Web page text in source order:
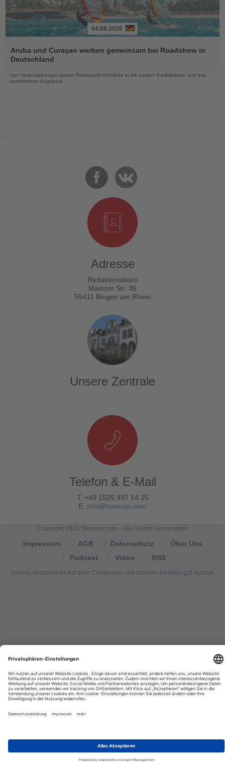
Sie
die
04.08.2026
Aruba und Curaçao werben gemeinsam bei Roadshow in
Deutschland
Vier Veranstaltungen bieten Reiseprofis Einblicke in die beiden Karibikinseln und ihre
touristischen Angebote
Adresse
Redaktionsbüro
Mainzer Str. 36
55411 Bingen am Rhein
Unsere Zentrale
Telefon & E-Mail
T. +49 1525 937 14 25
E. info@tourexpi.com
Copyright 2020 Tourexpi.com - Alle Rechte Vorbehalten
Impressum AGB Datenschutz
Über Uns
Podcast
Video RSS
Unsere Webseite ist auf allen Computern und mobilen Geräten gut nutzbar.
turismo,
Tourismus
Nachrichten,
новости
туризма,
travel
international
tourism